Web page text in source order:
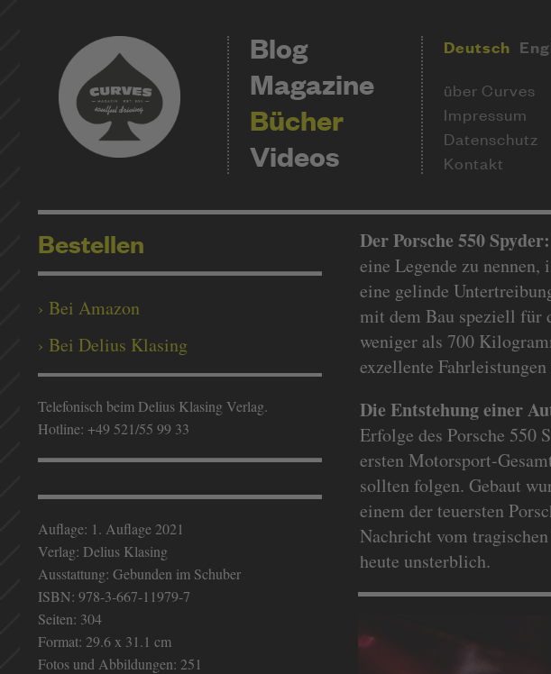
Blog
Magazine
Bücher
Videos
Deutsch
über Curves
Impressum
Datenschutz
Kontakt
Bestellen
› Bei Amazon
› Bei Delius Klasing
Telefonisch beim Delius Klasing Verlag.
Hotline: +49 521/55 99 33
Auflage: 1. Auflage 2021
Verlag: Delius Klasing
Ausstattung: Gebunden im Schuber
ISBN: 978-3-667-11979-7
Seiten: 304
Format: 29.6 x 31.1 cm
Fotos und Abbildungen: 251
Der Porsche 550
eine Legende zu
eine gelinde
mit dem Bau speziell für
weniger als 700
exzellente
Die Entstehung einer
Erfolge des Porsche 550
ersten Motorsport-
sollten folgen. Gebaut
einem der teuersten
Nachricht vom
heute unsterblich.